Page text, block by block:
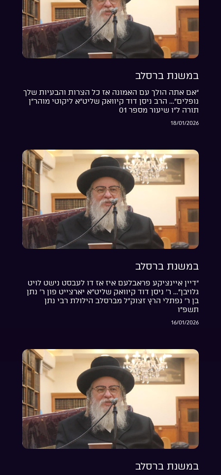
במשנת ברסלב
“אם אתה הולך עם האמונה אז כל הצרות והבעיות שלך
נופלים”… הרב ניסן דוד קיוואק שליט”א ליקוטי מוהר”ן
תורה ל”ו שיעור מספר 01
18/01/2026
במשנת ברסלב
“דיין איינציקע פראבלעם איז אז דו לעבסט נישט לויט
גלויבן”… ר’ ניסן דוד קיוואק שליט”א יארצייט פון ר’ נתן
בן ר’ נפתלי הרץ זצוק”ל מברסלב הילולת רבי נתן
תשפ”ו
16/01/2026
במשנת ברסלב